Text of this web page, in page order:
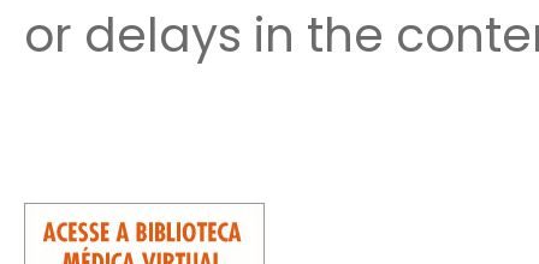
or delays in the